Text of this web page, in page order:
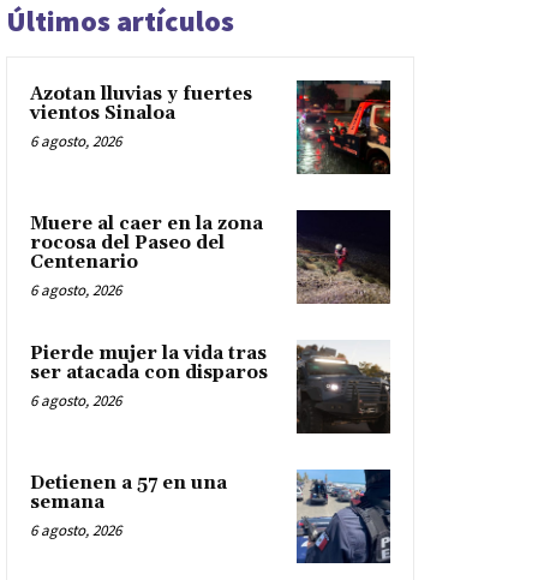
Últimos artículos
Azotan lluvias y fuertes
vientos Sinaloa
6 agosto, 2026
Muere al caer en la zona
rocosa del Paseo del
Centenario
6 agosto, 2026
Pierde mujer la vida tras
ser atacada con disparos
6 agosto, 2026
Detienen a 57 en una
semana
6 agosto, 2026